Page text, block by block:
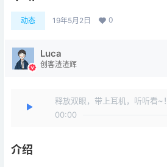
动态 19年5月2日 0
Luca
创客渣渣辉
释放双眼，带上耳机，听听看~！
00:00
介绍